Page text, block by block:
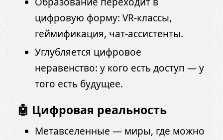
цифровую форму: VR-классы,
геймификация, чат-ассистенты.
Углубляется цифровое
неравенство: у кого есть доступ — у
того есть будущее.
🤖 Цифровая реальность
Метавселенные — миры, где можно